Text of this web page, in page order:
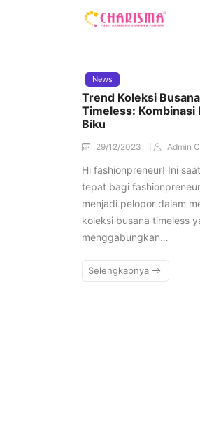
News
Trend Koleksi Busana
Timeless: Kombinasi
Biku
29/12/2023 Admin
Hi fashionpreneur! Ini
tepat bagi
menjadi pelopor dalam
koleksi busana timeless
menggabungkan…
Selengkapnya